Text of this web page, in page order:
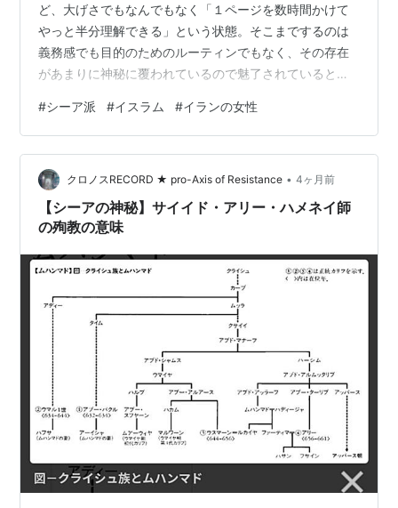
ど、大げさでもなんでもなく「１ページを数時間かけて
やっと半分理解できる」という状態。そこまでするのは
義務感でも目的のためのルーティンでもなく、その存在
があまりに神秘に覆われているので魅了されているとし
きて、今回の米→イラン戦争で初めてシーア派の魂に触
れた。一言でいうと、あまりに形而上学的だったので衝
撃を受けた。「イランにはスターゲートがあるよ」とい
う話を聞いて「スターゲートと言われているものはイマ
ーム・アリーの光で、イランの人達もそれを知っている
のではないか」と真面目に考えている。 Forget…
#シーア派 #イスラム #イランの女性
クロノスRECORD ★ pro-Axis of Resistance • 4ヶ月前
【シーアの神秘】サイイド・アリー・ハメネイ師
の殉教の意味